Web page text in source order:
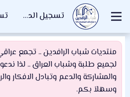
تسجيل الدخول
منتديات شباب الرافدين .. تجمع
لجميع طلبة وشباب العراق .. لذا
والمشاركة والدعم وتبادل الافكار
وسهلاَ بكم.